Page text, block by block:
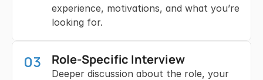
experience, motivations, and what you’re
looking for.
03 Role-Specific Interview
Deeper discussion about the role, your